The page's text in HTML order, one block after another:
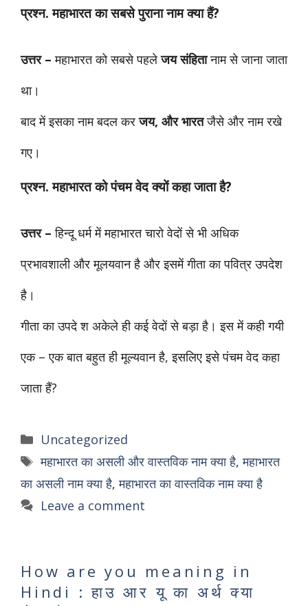
प्रश्न. महाभारत का सबसे पुराना नाम क्या हैं?
उत्तर – महाभारत को सबसे पहलेजय संहितानाम से जाना जाता
था।
बाद में इसका नाम बदल करजय, और भारतजैसे और नाम रखे
गए।
प्रश्न. महाभारत को पंचम वेद क्यों कहा जाता है?
उत्तर – हिन्दू धर्म में महाभारत चारो वेदों से भी अधिक
प्रभावशाली और मूलयवान है और इसमें गीता का पवित्र उपदेश
है।
गीता का उपदे श अकेले ही कई वेदों से बड़ा है। इस में कही गयी
एक – एक बात बहुत ही मूल्यवान है, इसलिए इसे पंचम वेद कहा
जाता हैं?
Categories
Uncategorized
Tags
महाभारत का असली और वास्तविक नाम क्या है,महाभारत
का असली नाम क्या है,महाभारत का वास्तविक नाम क्या है
Leave a comment
How are you meaning in
Hindi : हाउ आर यू का अर्थ क्या